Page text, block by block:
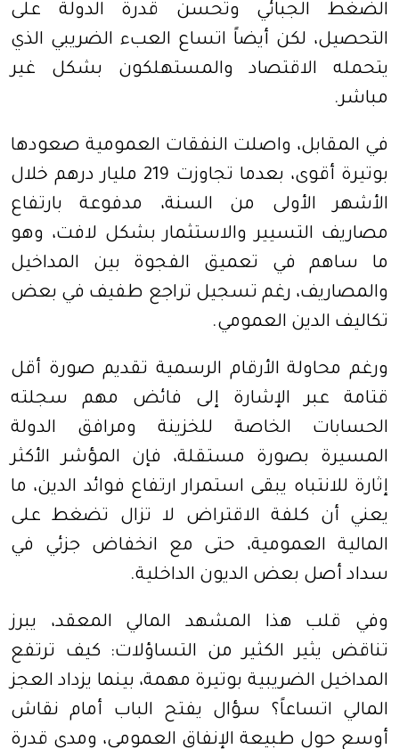
الضغط الجبائي وتحسن قدرة الدولة على
التحصيل، لكن أيضاً اتساع العبء الضريبي الذي
يتحمله الاقتصاد والمستهلكون بشكل غير
مباشر.
في المقابل، واصلت النفقات العمومية صعودها
بوتيرة أقوى، بعدما تجاوزت 219 مليار درهم خلال
الأشهر الأولى من السنة، مدفوعة بارتفاع
مصاريف التسيير والاستثمار بشكل لافت، وهو
ما ساهم في تعميق الفجوة بين المداخيل
والمصاريف، رغم تسجيل تراجع طفيف في بعض
تكاليف الدين العمومي.
ورغم محاولة الأرقام الرسمية تقديم صورة أقل
قتامة عبر الإشارة إلى فائض مهم سجلته
الحسابات الخاصة للخزينة ومرافق الدولة
المسيرة بصورة مستقلة، فإن المؤشر الأكثر
إثارة للانتباه يبقى استمرار ارتفاع فوائد الدين، ما
يعني أن كلفة الاقتراض لا تزال تضغط على
المالية العمومية، حتى مع انخفاض جزئي في
سداد أصل بعض الديون الداخلية.
وفي قلب هذا المشهد المالي المعقد، يبرز
تناقض يثير الكثير من التساؤلات: كيف ترتفع
المداخيل الضريبية بوتيرة مهمة، بينما يزداد العجز
المالي اتساعاً؟ سؤال يفتح الباب أمام نقاش
أوسع حول طبيعة الإنفاق العمومي، ومدى قدرة